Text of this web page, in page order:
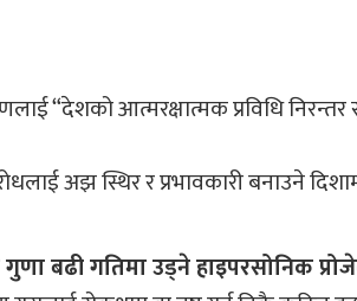
“देशको आत्मरक्षात्मक प्रविधि
अझ स्थिर र प्रभावकारी बनाउने
बढी गतिमा उड्ने हाइपरसोनिक